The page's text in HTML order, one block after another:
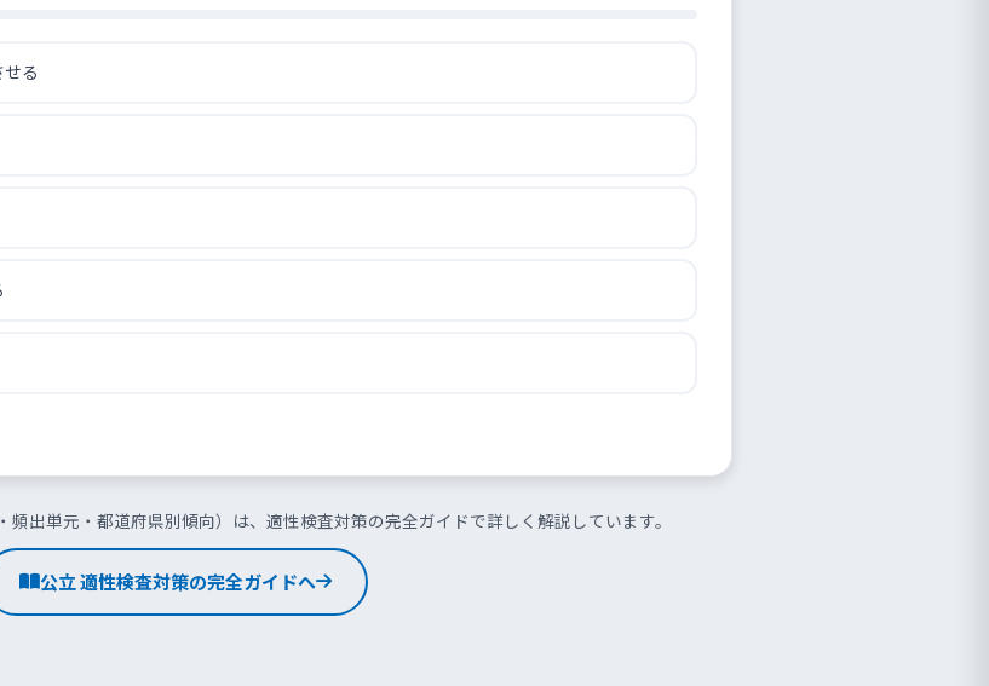
る
出単元・都道府県別傾向）は、適性検査対策の完全ガイドで詳しく解説しています。
公立 適性検査対策の完全ガイドへ